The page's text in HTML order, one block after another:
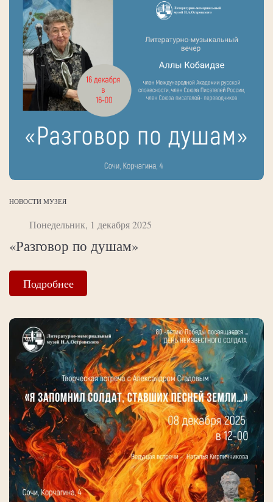
НОВОСТИ МУЗЕЯ
Понедельник, 1 декабря 2025
«Разговор по душам»
Подробнее